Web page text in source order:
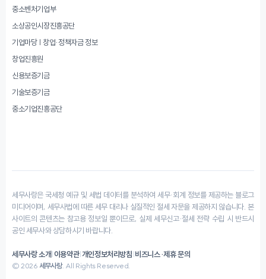
중소벤처기업부
소상공인시장진흥공단
기업마당 | 창업·정책자금 정보
창업진흥원
신용보증기금
기술보증기금
중소기업진흥공단
세무사랑은 국세청 예규 및 세법 데이터를 분석하여 세무·회계 정보를 제공하는 블로그
미디어이며, 세무사법에 따른 세무 대리나 실질적인 절세 자문을 제공하지 않습니다. 본
사이트의 콘텐츠는 참고용 정보일 뿐이므로, 실제 세무신고·절세 전략 수립 시 반드시
공인 세무사와 상담하시기 바랍니다.
세무사랑 소개|이용약관|개인정보처리방침|비즈니스·제휴 문의
© 2026 세무사랑. All Rights Reserved.